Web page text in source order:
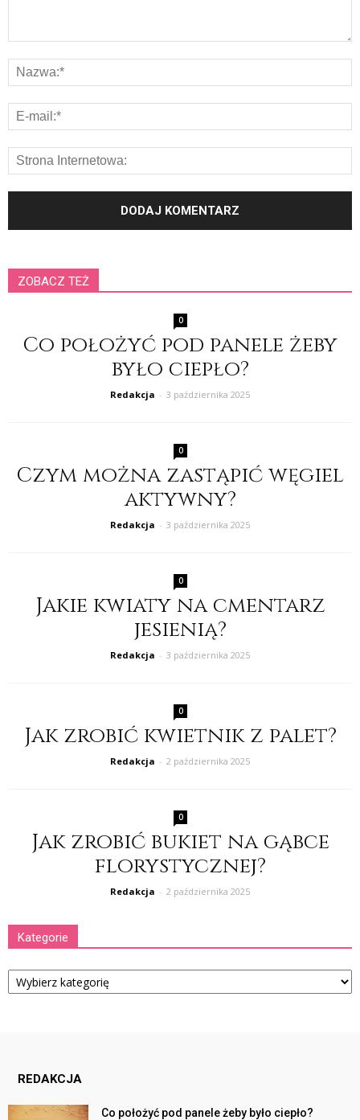
ZOBACZ TEŻ
0
Co położyć pod panele żeby
było ciepło?
Redakcja - 3 października 2025
0
Czym można zastąpić węgiel
aktywny?
Redakcja - 3 października 2025
0
Jakie kwiaty na cmentarz
jesienią?
Redakcja - 3 października 2025
0
Jak zrobić kwietnik z palet?
Redakcja - 2 października 2025
0
Jak zrobić bukiet na gąbce
florystycznej?
Redakcja - 2 października 2025
Kategorie
Kategorie
REDAKCJA
Co położyć pod panele żeby było ciepło?